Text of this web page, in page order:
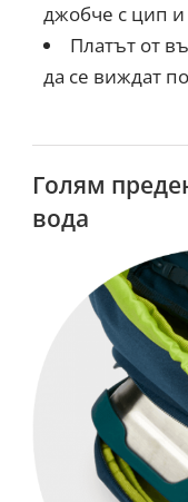
джобче с цип
Платът от
да се виждат
Голям
вода